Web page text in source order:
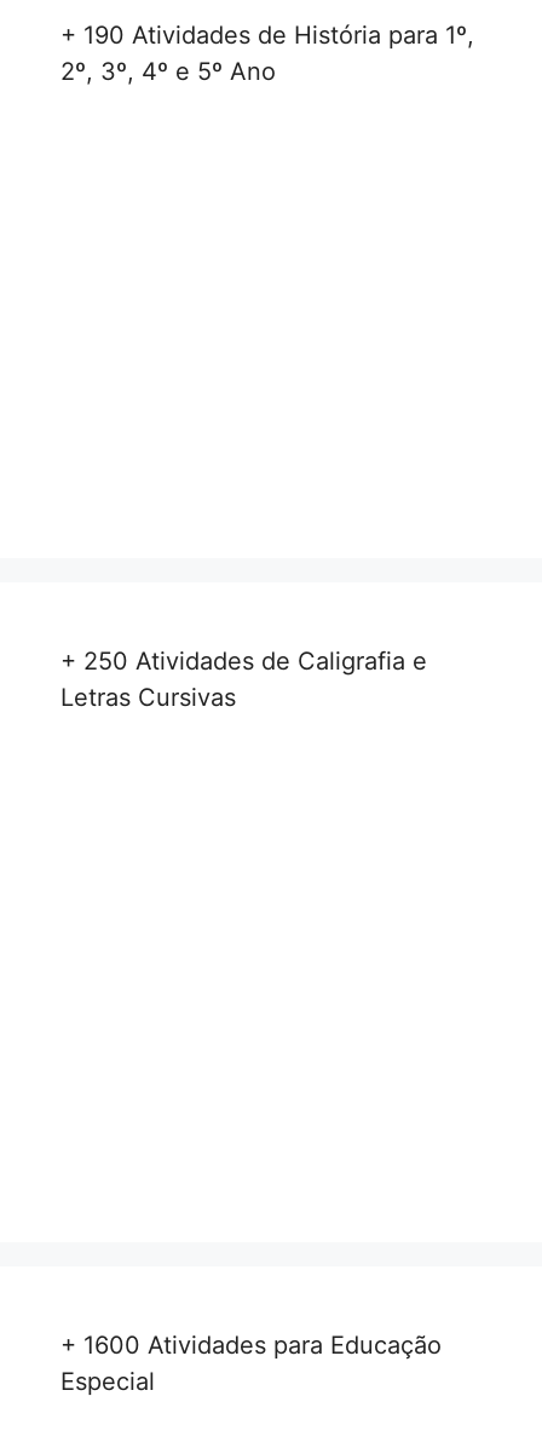
+ 190 Atividades de História para 1º,
2º, 3º, 4º e 5º Ano
+ 250 Atividades de Caligrafia e
Letras Cursivas
+ 1600 Atividades para Educação
Especial